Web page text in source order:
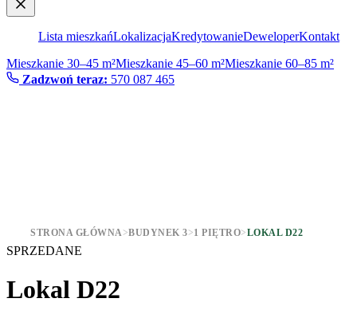
Lista mieszkańLokalizacjaKredytowanieDeweloperKontakt
Mieszkanie 30–45 m²Mieszkanie 45–60 m²Mieszkanie 60–85 m²
Zadzwoń teraz: 570 087 465
STRONA GŁÓWNA>BUDYNEK 3>1 PIĘTRO>LOKAL D22
SPRZEDANE
Lokal D22